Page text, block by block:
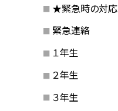
★緊急時の対応
緊急連絡
１年生
２年生
３年生